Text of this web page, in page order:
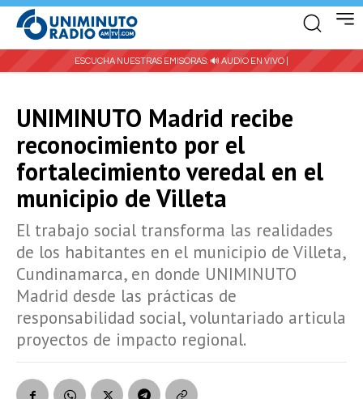
ESCUCHA NUESTRAS EMISORAS: 🔊 AUDIO EN VIVO |
UNIMINUTO Madrid recibe
reconocimiento por el
fortalecimiento veredal en el
municipio de Villeta
El trabajo social transforma las realidades
de los habitantes en el municipio de Villeta,
Cundinamarca, en donde UNIMINUTO
Madrid desde las prácticas de
responsabilidad social, voluntariado articula
proyectos de impacto regional.